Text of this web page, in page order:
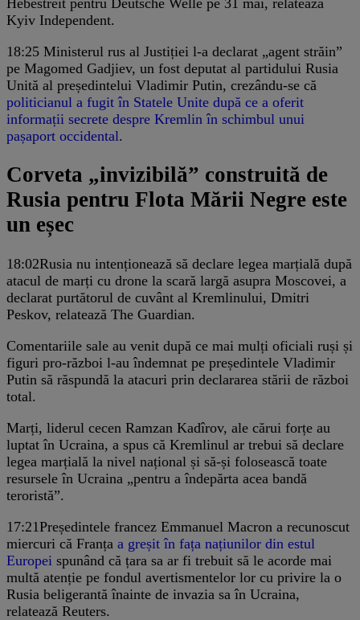
Kyiv Independent.
18:25 Ministerul rus al Justiției l-a declarat „agent străin”
pe Magomed Gadjiev, un fost deputat al partidului Rusia
Unită al președintelui Vladimir Putin, crezându-se că
politicianul a fugit în Statele Unite după ce a oferit
informații secrete despre Kremlin în schimbul unui
pașaport occidental.
Corveta „invizibilă” construită de
Rusia pentru Flota Mării Negre este
un eșec
18:02Rusia nu intenționează să declare legea marțială după
atacul de marți cu drone la scară largă asupra Moscovei, a
declarat purtătorul de cuvânt al Kremlinului, Dmitri
Peskov, relatează The Guardian.
Comentariile sale au venit după ce mai mulți oficiali ruși și
figuri pro-război l-au îndemnat pe președintele Vladimir
Putin să răspundă la atacuri prin declararea stării de război
total.
Marți, liderul cecen Ramzan Kadîrov, ale cărui forțe au
luptat în Ucraina, a spus că Kremlinul ar trebui să declare
legea marțială la nivel național și să-și folosească toate
resursele în Ucraina „pentru a îndepărta acea bandă
teroristă”.
17:21Președintele francez Emmanuel Macron a recunoscut
miercuri că Franța a greșit în fața națiunilor din estul
Europei spunând că țara sa ar fi trebuit să le acorde mai
multă atenție pe fondul avertismentelor lor cu privire la o
Rusia beligerantă înainte de invazia sa în Ucraina,
relatează Reuters.